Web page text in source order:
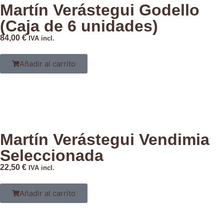
Martín Verástegui Godello
(Caja de 6 unidades)
84,00 € IVA incl.
Añadir al carrito
Martín Verástegui Vendimia
Seleccionada
22,50 € IVA incl.
Añadir al carrito